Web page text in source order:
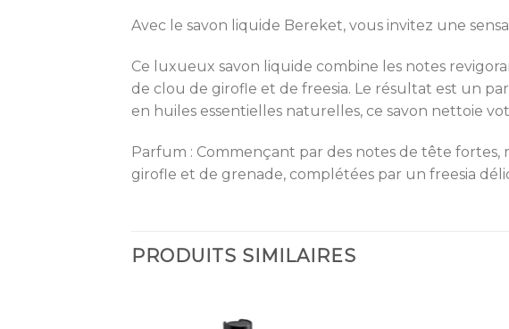
Avec le savon liquide Bereket, vous invitez une
Ce luxueux savon liquide combine les notes
de clou de girofle et de freesia. Le résultat est un
en huiles essentielles naturelles, ce savon nettoie
Parfum : Commençant par des notes de tête
girofle et de grenade, complétées par un freesia
PRODUITS SIMILAIRES